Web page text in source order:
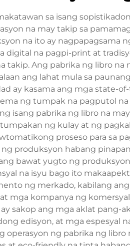
sa isang
na may takip sa
na ito ay nagpapagsama
digital na pagpi-print at
Ang pabrika ng libro
ang lahat mula sa
ay kasama ang mga state-
ng tumpak na pagputol
isang pabrika ng libro na
ng kulay at ng
proseso para sa
produksyon habang
bawat yugto ng
na isyu bago ito
ng merkado, kabilang
mga kompanya ng
sakop ang mga aklat pang-
edisyon, at mga espesyal
operasyon ng pabrika ng